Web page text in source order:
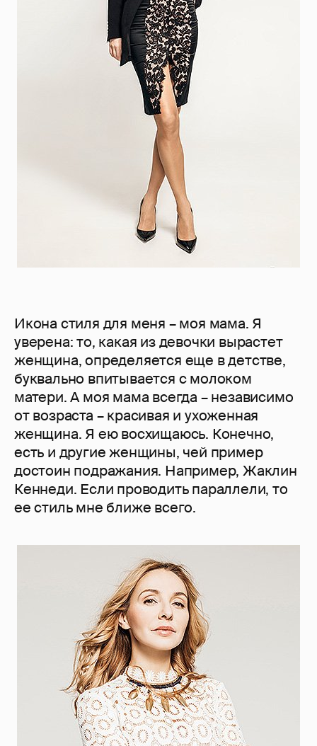
Икона стиля для меня – моя мама. Я
уверена: то, какая из девочки вырастет
женщина, определяется еще в детстве,
буквально впитывается с молоком
матери. А моя мама всегда – независимо
от возраста – красивая и ухоженная
женщина. Я ею восхищаюсь. Конечно,
есть и другие женщины, чей пример
достоин подражания. Например, Жаклин
Кеннеди. Если проводить параллели, то
ее стиль мне ближе всего.